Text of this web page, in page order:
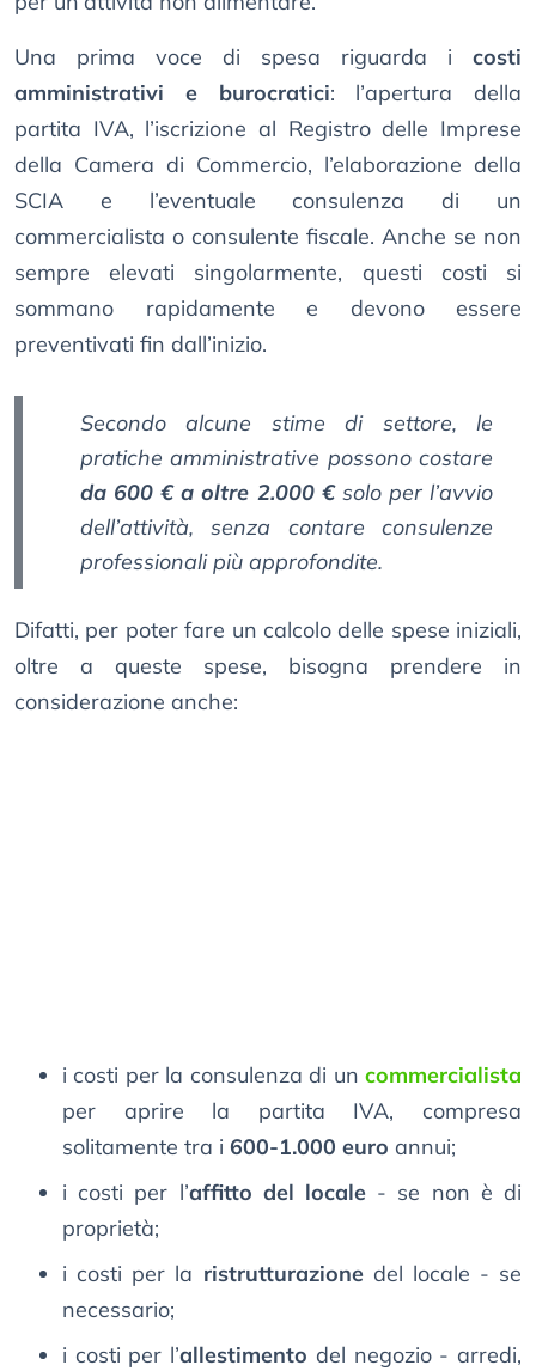
Una prima voce di spesa riguarda i costi
amministrativi e burocratici: l’apertura della
partita IVA, l’iscrizione al Registro delle Imprese
della Camera di Commercio, l’elaborazione della
SCIA e l’eventuale consulenza di un
commercialista o consulente fiscale. Anche se non
sempre elevati singolarmente, questi costi si
sommano rapidamente e devono essere
preventivati fin dall’inizio.
Secondo alcune stime di settore, le
pratiche amministrative possono costare
da 600 € a oltre 2.000 €solo per l’avvio
dell’attività, senza contare consulenze
professionali più approfondite.
Difatti, per poter fare un calcolo delle spese iniziali,
oltre a queste spese, bisogna prendere in
considerazione anche:
i costi per la consulenza di un commercialista
per aprire la partita IVA, compresa
solitamente tra i 600-1.000 euro annui;
i costi per l’affitto del locale - se non è di
proprietà;
i costi per la ristrutturazionedel locale - se
necessario;
i costi per l’allestimento del negozio - arredi,